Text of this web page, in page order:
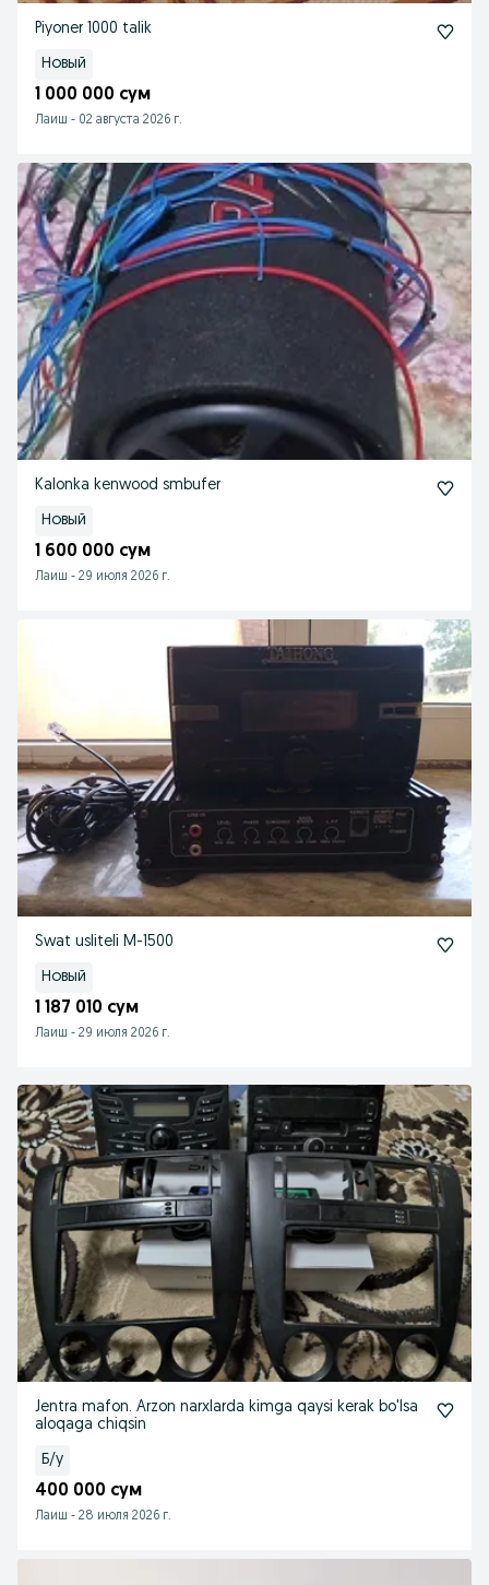
Piyoner 1000 talik
Новый
1 000 000 сум
Лаиш - 02 августа 2026 г.
Kalonka kenwood smbufer
Новый
1 600 000 сум
Лаиш - 29 июля 2026 г.
Swat usliteli M-1500
Новый
1 187 010 сум
Лаиш - 29 июля 2026 г.
Jentra mafon. Arzon narxlarda kimga qaysi kerak bo'lsa
aloqaga chiqsin
Б/у
400 000 сум
Лаиш - 28 июля 2026 г.